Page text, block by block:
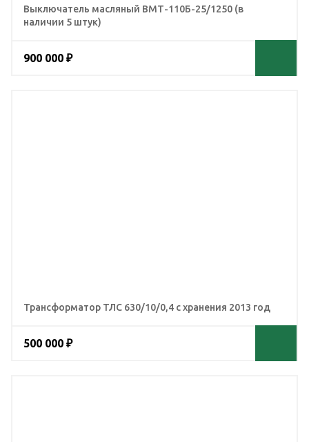
Выключатель масляный ВМТ-110Б-25/1250 (в
наличии 5 штук)
900 000 ₽
Трансформатор ТЛС 630/10/0,4 с хранения 2013 год
500 000 ₽